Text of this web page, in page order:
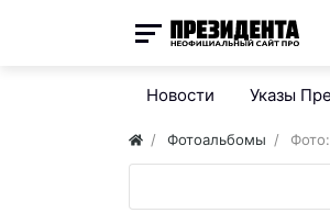
Новости Указы
Фотоальбомы